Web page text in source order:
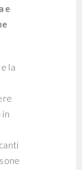
e
la
in